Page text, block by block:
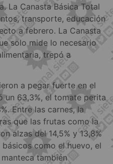
La Canasta Básica Total
transporte, educación
a febrero. La Canasta
solo mide lo necesario
trepó a
a pegar fuerte en el
un 63,3%, el tomate perita
Entre las carnes, la
que las frutas como la
alzas del 14,5% y 13,8%
como el huevo, el
también